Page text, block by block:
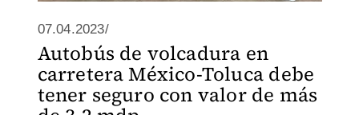
07.04.2023/
Autobús de volcadura en
carretera México-Toluca debe
tener seguro con valor de más